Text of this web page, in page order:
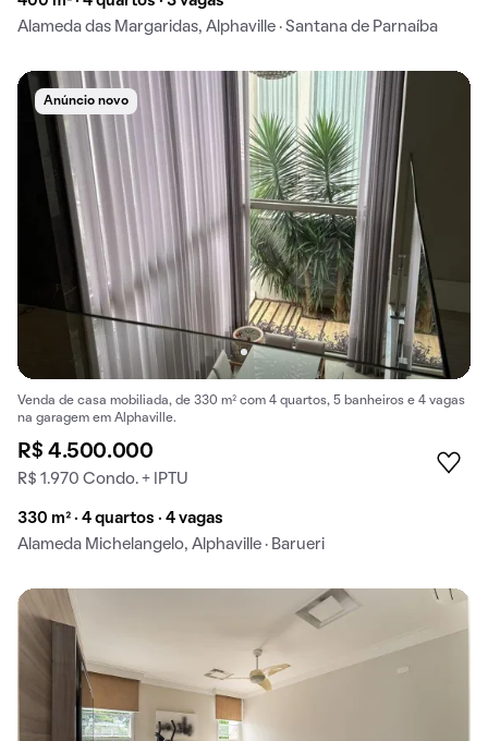
Alameda das Margaridas, Alphaville · Santana de Parnaíba
Anúncio novo
Venda de casa mobiliada, de 330 m² com 4 quartos, 5 banheiros e 4 vagas
na garagem em Alphaville.
R$ 4.500.000
R$ 1.970 Condo. + IPTU
330 m² · 4 quartos · 4 vagas
Alameda Michelangelo, Alphaville · Barueri